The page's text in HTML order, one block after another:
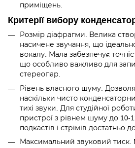
приміщень.
Критерії вибору
Розмір діафрагми. Велика
насичене звучання, що
вокалу. Мала забезпечує
що особливо важливо для
стереопар.
Рівень власного шуму.
наскільки чисто
тихі звуки. Для студійної
пристрої з рівнем шуму до 10-
подкастів і стрімів достатньо
Максимальний звуковий тиск.